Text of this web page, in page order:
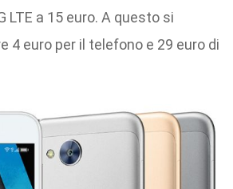
LTE a 15 euro. A questo si
4 euro per il telefono e 29 euro di